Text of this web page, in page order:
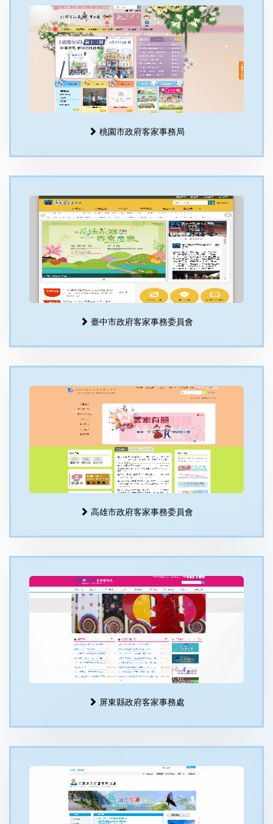
桃園市政府客家事務局
臺中市政府客家事務委員會
高雄市政府客家事務委員會
屏東縣政府客家事務處